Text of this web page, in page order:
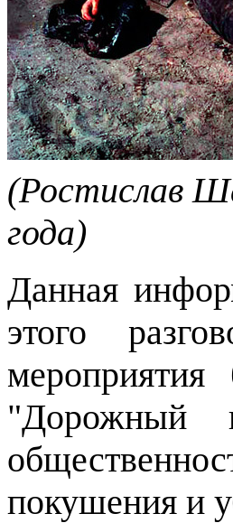
(Ростислав
года)
Данная
этого
"Дорожный
покушения и